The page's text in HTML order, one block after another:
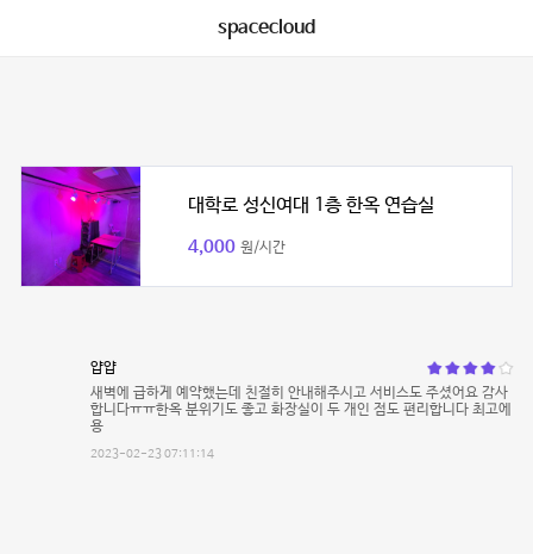
spacecloud
대학로 성신여대 1층 한옥 연습실
4,000 원/시간
얍얍
새벽에 급하게 예약했는데 친절히 안내해주시고 서비스도 주셨어요 감사
합니다ㅠㅠ한옥 분위기도 좋고 화장실이 두 개인 점도 편리합니다 최고에
용
2023-02-23 07:11:14